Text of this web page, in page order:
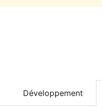
Développement